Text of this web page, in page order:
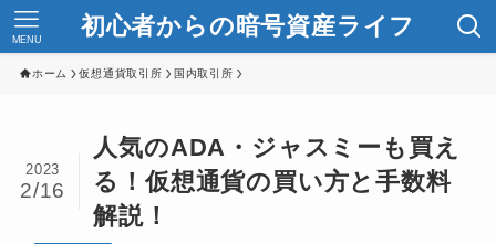
初心者からの暗号資産ライフ
MENU
ホーム 仮想通貨取引所 国内取引所
人気のADA・ジャスミーも買え
る！仮想通貨の買い方と手数料
解説！
2023
2/16